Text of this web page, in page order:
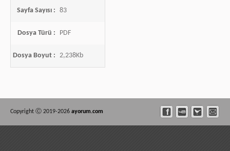
Sayfa Sayısı : 83
Dosya Türü : PDF
Dosya Boyut : 2,238Kb
Copyright Ⓒ 2019-2026 ayorum.com